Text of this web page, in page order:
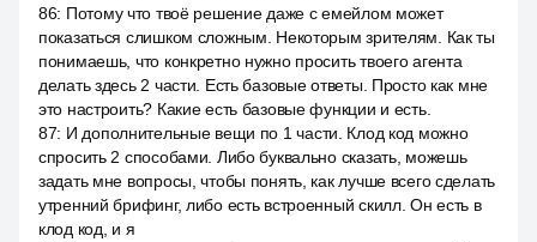
86: Потому что твоё решение даже с емейлом может
показаться слишком сложным. Некоторым зрителям. Как ты
понимаешь, что конкретно нужно просить твоего агента
делать здесь 2 части. Есть базовые ответы. Просто как мне
это настроить? Какие есть базовые функции и есть.
87: И дополнительные вещи по 1 части. Клод код можно
спросить 2 способами. Либо буквально сказать, можешь
задать мне вопросы, чтобы понять, как лучше всего сделать
утренний брифинг, либо есть встроенный скилл. Он есть в
клод код, и я